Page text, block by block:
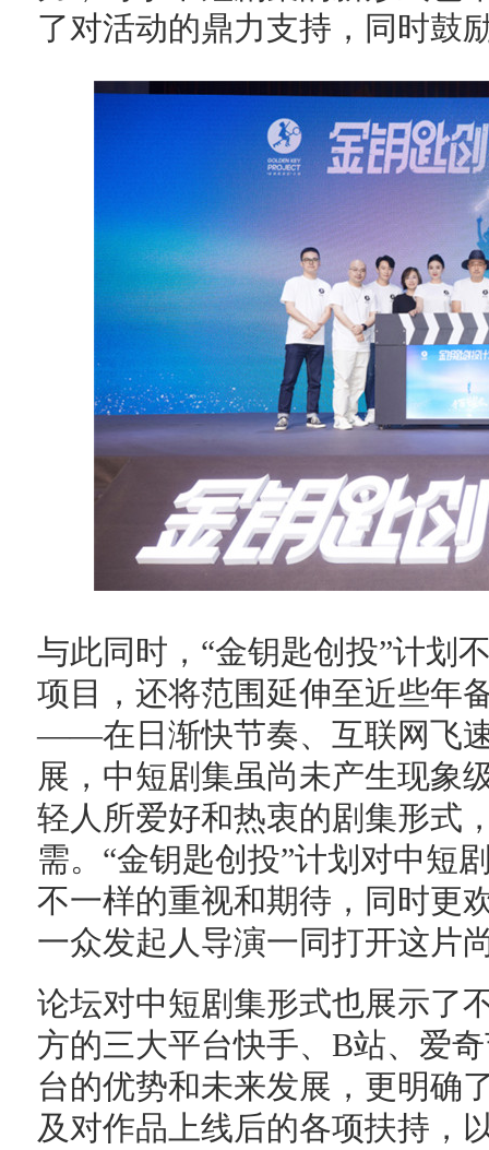
了对活动的鼎力支持，同时鼓
与此同时，“金钥匙创投”计划
项目，还将范围延伸至近些年
——在日渐快节奏、互联网飞
展，中短剧集虽尚未产生现象
轻人所爱好和热衷的剧集形式
需。“金钥匙创投”计划对中短
不一样的重视和期待，同时更
一众发起人导演一同打开这片
论坛对中短剧集形式也展示了
方的三大平台快手、B站、爱
台的优势和未来发展，更明确
及对作品上线后的各项扶持，